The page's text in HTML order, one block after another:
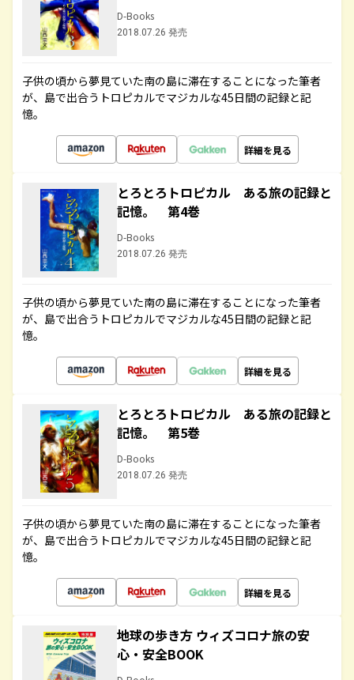
D-Books
2018.07.26 発売
子供の頃から夢見ていた南の島に滞在することになった筆者
が、島で出合うトロピカルでマジカルな45日間の記録と記
憶。
詳細を見る
とろとろトロピカル ある旅の記録と
記憶。 第4巻
D-Books
2018.07.26 発売
子供の頃から夢見ていた南の島に滞在することになった筆者
が、島で出合うトロピカルでマジカルな45日間の記録と記
憶。
詳細を見る
とろとろトロピカル ある旅の記録と
記憶。 第5巻
D-Books
2018.07.26 発売
子供の頃から夢見ていた南の島に滞在することになった筆者
が、島で出合うトロピカルでマジカルな45日間の記録と記
憶。
詳細を見る
地球の歩き方 ウィズコロナ旅の安
心・安全BOOK